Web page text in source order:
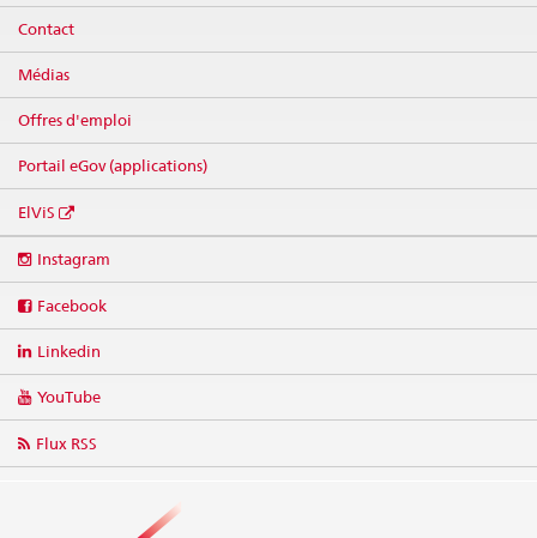
Contact
Médias
Offres d'emploi
Portail eGov (applications)
ElViS
media
Instagram
Facebook
Linkedin
YouTube
Flux RSS